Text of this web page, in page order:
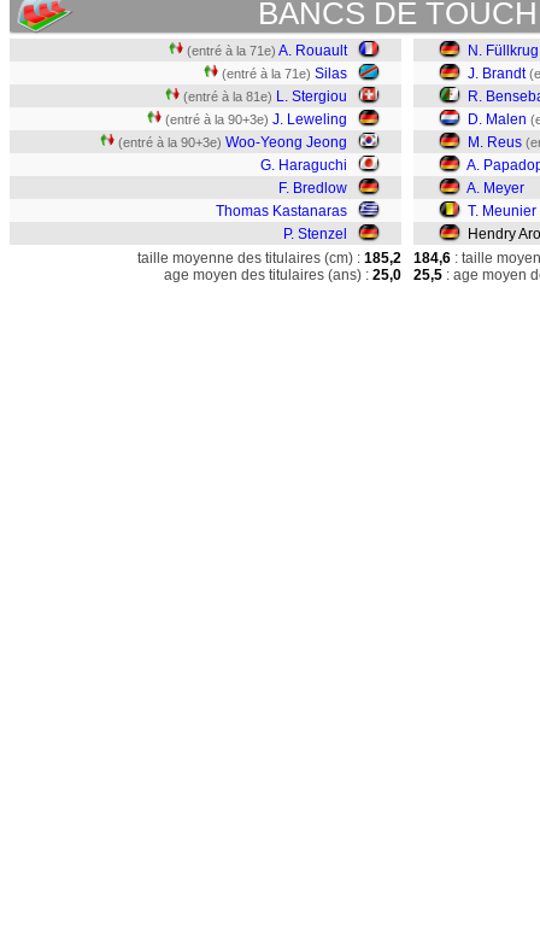
BANCS DE
(entré à la 71e) A. Rouault
(entré à la 71e) Silas
(entré à la 81e) L. Stergiou
(entré à la 90+3e) J. Leweling
(entré à la 90+3e) Woo-Yeong Jeong
G. Haraguchi
F. Bredlow
Thomas Kastanaras
P. Stenzel
N. Füllkrug
J. Brandt
R.
D. Malen
M. Reus
A.
A. Meyer
T. Meunier
Hendry
taille moyenne des titulaires (cm) : 185,2
age moyen des titulaires (ans) : 25,0
184,6 : taille
25,5 : age moyen